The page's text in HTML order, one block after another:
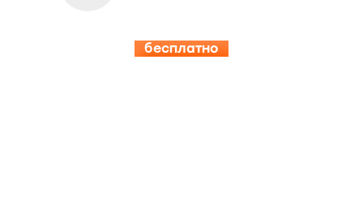
бесплатно